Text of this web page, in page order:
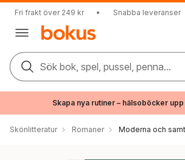
Fri frakt över 249 kr • Snabba leveranser
Sök bok, spel, pussel, penna...
Skapa nya rutiner – hälsoböcker
Skönlitteratur Romaner Moderna och